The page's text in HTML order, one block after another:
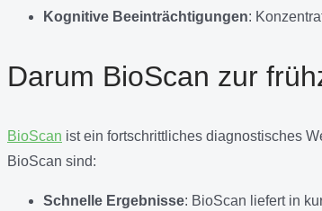
Kognitive Beeinträchtigungen:
Darum BioScan zur
BioScan ist ein fortschrittliches diagnostisches
BioScan sind:
Schnelle Ergebnisse: BioScan liefert in